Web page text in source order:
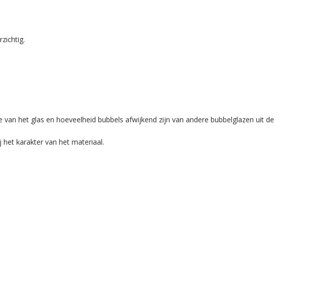
het glas en hoeveelheid bubbels afwijkend zijn van andere bubbelglazen uit de
karakter van het materiaal.